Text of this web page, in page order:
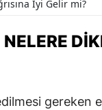
İyi Gelir mi?
gereken